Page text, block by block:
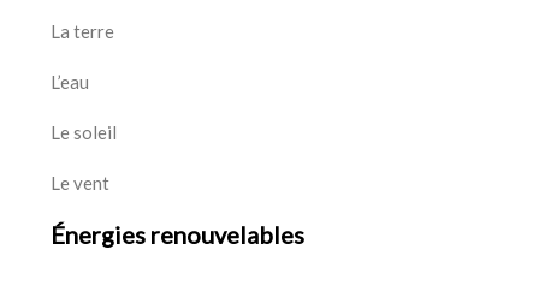
La terre
L’eau
Le soleil
Le vent
Énergies renouvelables